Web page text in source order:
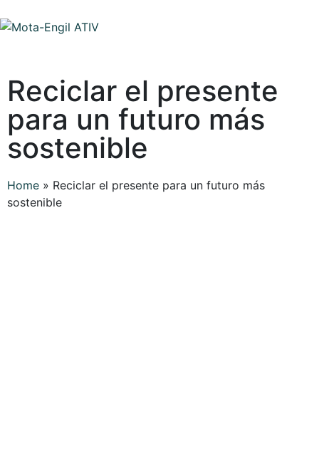
Reciclar el presente
para un futuro más
sostenible
Home » Reciclar el presente para un futuro más
sostenible